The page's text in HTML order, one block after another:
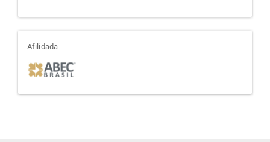
afiliada
Afilidada